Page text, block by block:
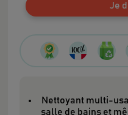
Je
Nettoyant multi-
salle de bains et